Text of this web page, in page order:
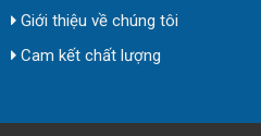
Giới thiệu về chúng tôi
Cam kết chất lượng